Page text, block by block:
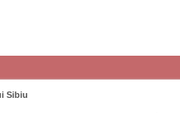
Sibiu